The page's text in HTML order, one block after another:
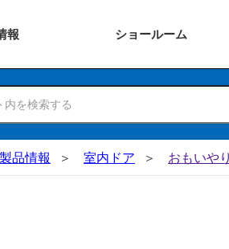
報 ショールーム
品情報 室内ドア おもいや